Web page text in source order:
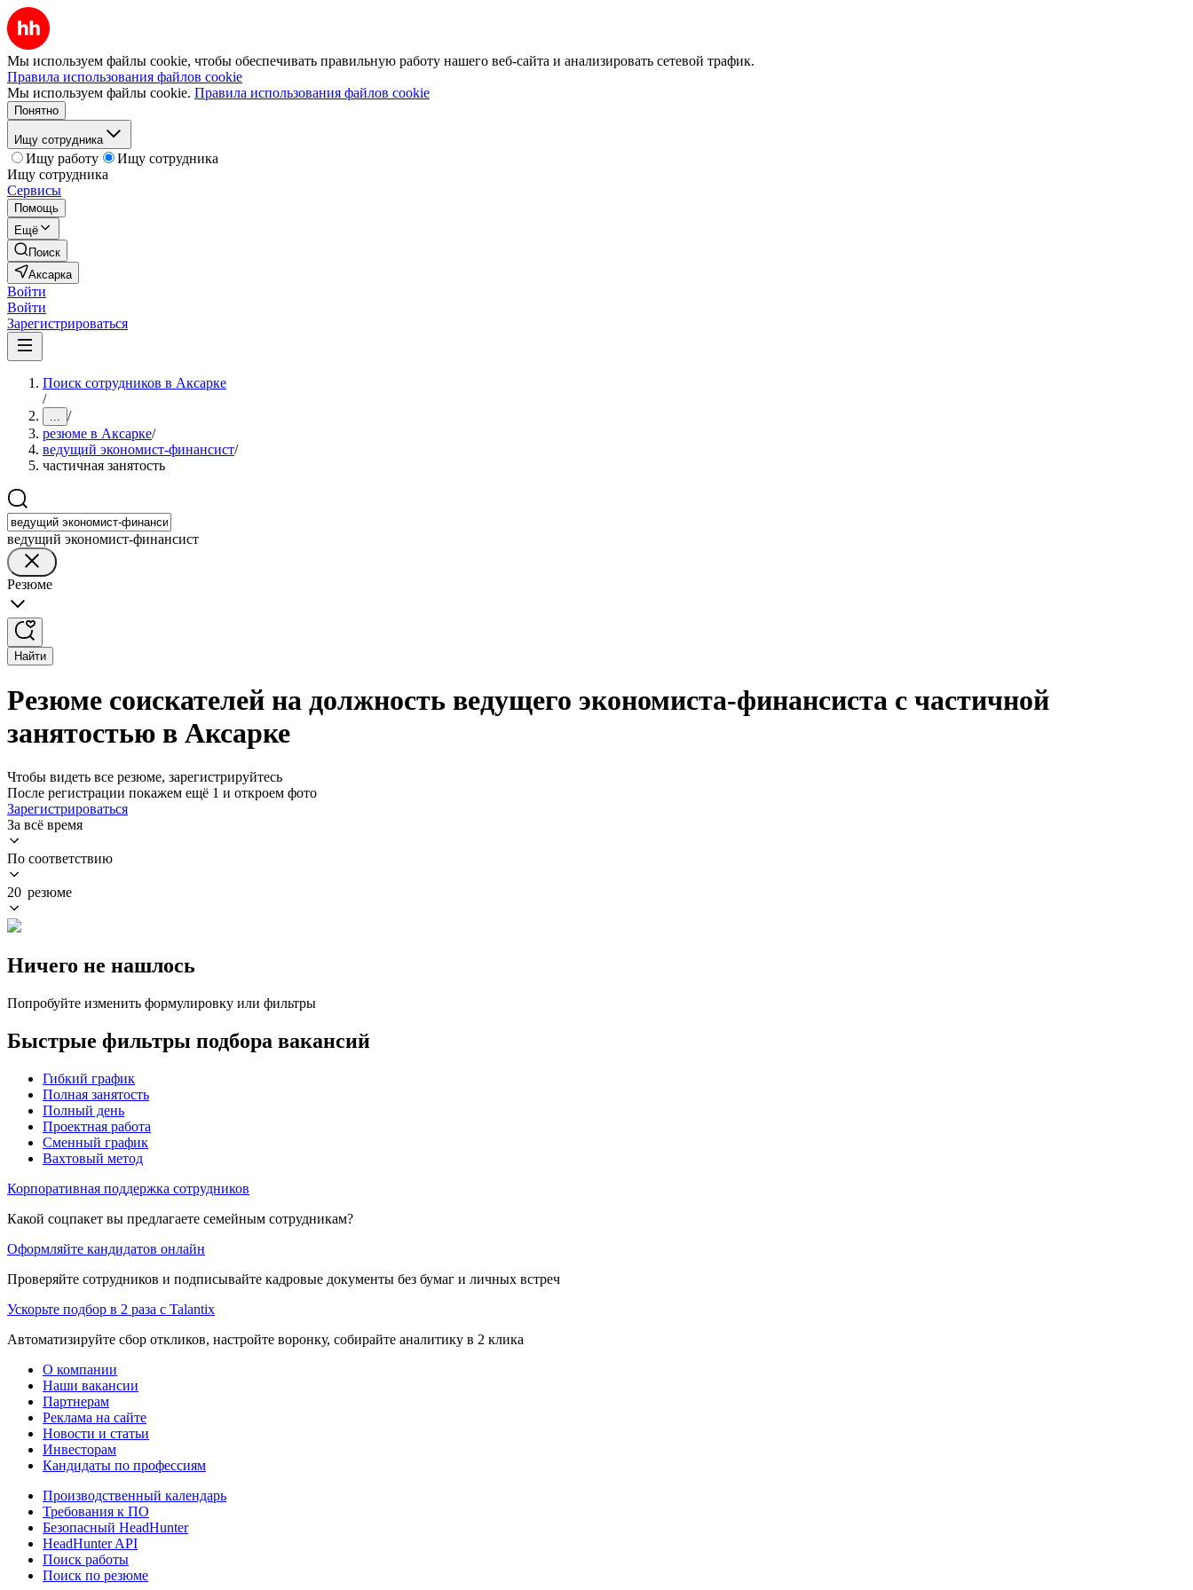
Мы используем файлы cookie, чтобы обеспечивать правильную работу нашего веб-сайта и анализировать сетевой трафик.
Правила использования файлов cookie
Мы используем файлы cookie. Правила использования файлов cookie
Понятно
Ищу сотрудника
Ищу работу
Ищу сотрудника
Ищу сотрудника
Сервисы
Помощь
Ещё
Поиск
Аксарка
Войти
Войти
Зарегистрироваться
Поиск сотрудников в Аксарке
/
... /
резюме в Аксарке/
ведущий экономист-финансист/
частичная занятость
ведущий экономист-финансист
Резюме
Найти
Резюме соискателей на должность ведущего экономиста-финансиста с частичной
занятостью в Аксарке
Чтобы видеть все резюме, зарегистрируйтесь
После регистрации покажем ещё 1 и откроем фото
Зарегистрироваться
За всё время
По соответствию
20 резюме
Ничего не нашлось
Попробуйте изменить формулировку или фильтры
Быстрые фильтры подбора вакансий
Гибкий график
Полная занятость
Полный день
Проектная работа
Сменный график
Вахтовый метод
Корпоративная поддержка сотрудников
Какой соцпакет вы предлагаете семейным сотрудникам?
Оформляйте кандидатов онлайн
Проверяйте сотрудников и подписывайте кадровые документы без бумаг и личных встреч
Ускорьте подбор в 2 раза с Talantix
Автоматизируйте сбор откликов, настройте воронку, собирайте аналитику в 2 клика
О компании
Наши вакансии
Партнерам
Реклама на сайте
Новости и статьи
Инвесторам
Кандидаты по профессиям
Производственный календарь
Требования к ПО
Безопасный HeadHunter
HeadHunter API
Поиск работы
Поиск по резюме